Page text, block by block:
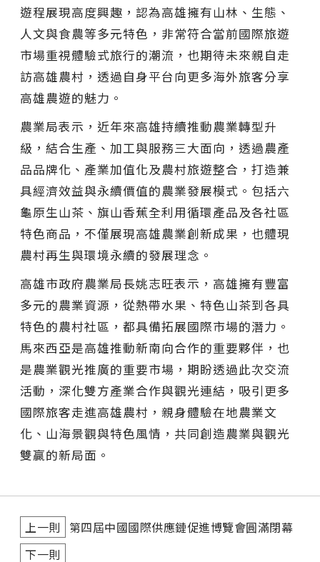
遊程展現高度興趣，認為高雄擁有山林、生態、
人文與食農等多元特色，非常符合當前國際旅遊
市場重視體驗式旅行的潮流，也期待未來親自走
訪高雄農村，透過自身平台向更多海外旅客分享
高雄農遊的魅力。
農業局表示，近年來高雄持續推動農業轉型升
級，結合生產、加工與服務三大面向，透過農產
品品牌化、產業加值化及農村旅遊整合，打造兼
具經濟效益與永續價值的農業發展模式。包括六
龜原生山茶、旗山香蕉全利用循環產品及各社區
特色商品，不僅展現高雄農業創新成果，也體現
農村再生與環境永續的發展理念。
高雄市政府農業局長姚志旺表示，高雄擁有豐富
多元的農業資源，從熱帶水果、特色山茶到各具
特色的農村社區，都具備拓展國際市場的潛力。
馬來西亞是高雄推動新南向合作的重要夥伴，也
是農業觀光推廣的重要市場，期盼透過此次交流
活動，深化雙方產業合作與觀光連結，吸引更多
國際旅客走進高雄農村，親身體驗在地農業文
化、山海景觀與特色風情，共同創造農業與觀光
雙贏的新局面。
上一則
第四屆中國國際供應鏈促進博覽會圓滿閉幕
下一則